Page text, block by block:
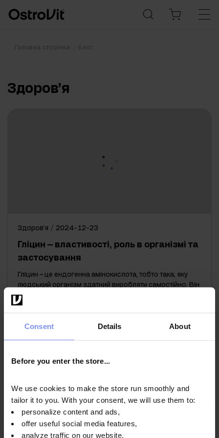
Consent Details About
Before you enter the store...
We use cookies to make the store run smoothly and
tailor it to you. With your consent, we will use them to:
personalize content and ads,
offer useful social media features,
analyze traffic on our website.
Головна сторінка Блог
Здоров’я
Здоров’я / 2024-12-23
Гліцин – властивості, роль в організмі та
застосування
Гліцин – це ендогенна амінокислота, тобто така, яку
людський організм здатний виробляти самостійно. Він
може виконувати функцію нейромедіатора, а також
брати участь у синтезі колагену, креатину та гему.
1